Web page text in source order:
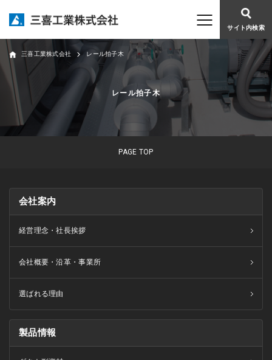
サイト内検索
レール拍子木
三喜工業株式会社 レール拍子木
PAGE TOP
会社案内
経営理念・社長挨拶
会社概要・沿革・事業所
選ばれる理由
製品情報